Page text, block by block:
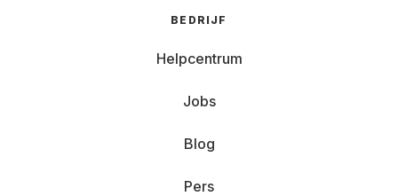
BEDRIJF
Helpcentrum
Jobs
Blog
Pers